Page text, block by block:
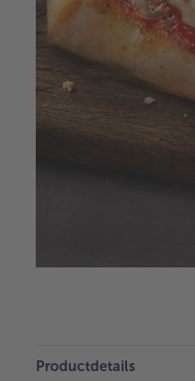
Productdetails